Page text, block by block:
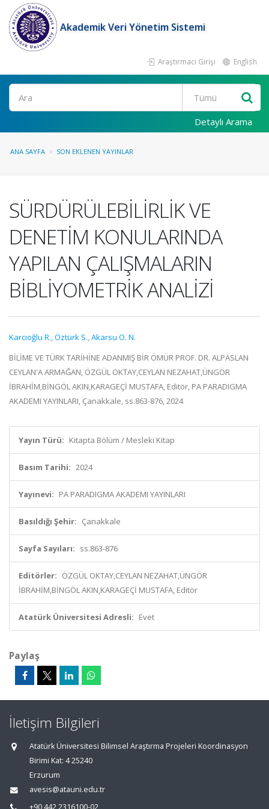
Akademik Veri Yönetim Sistemi
Araştırmacı Girişi English
Ara
Detaylı Arama
ANA SAYFA SON EKLENEN YAYINLAR
SÜRDÜRÜLEBİLİRLİK VE
DENETİM KONULARINDA
YAPILAN ÇALIŞMALARIN
BİBLİYOMETRİK ANALİZİ
Karcıoğlu R.,Öztürk S.,Akarsu O. N.
BİLİME VE TÜRK TARİHİNE ADANMIŞ BİR ÖMÜR PROF. DR. ALPASLAN
CEYLAN'A ARMAĞAN, ÖZGÜL OKTAY,CEYLAN NEZAHAT,ÜNGÖR
İBRAHİM,BİNGÖL AKIN,KARAGEÇİ MUSTAFA, Editör, PA PARADIGMA
AKADEMI YAYINLARI, Çanakkale, ss.863-876, 2024
Yayın Türü: Kitapta Bölüm / Mesleki Kitap
Basım Tarihi: 2024
Yayınevi: PA PARADIGMA AKADEMI YAYINLARI
Basıldığı Şehir: Çanakkale
Sayfa Sayıları: ss.863-876
Editörler: ÖZGÜL OKTAY,CEYLAN NEZAHAT,ÜNGÖR
İBRAHİM,BİNGÖL AKIN,KARAGEÇİ MUSTAFA, Editör
Atatürk Üniversitesi Adresli: Evet
Paylaş
İletişim Bilgileri
Atatürk Üniversitesi Bilimsel Araştırma Projeleri Koordinasyon
Birimi Kat: 4 25240
Erzurum
avesis@atauni.edu.tr
+90 442 2316100-02